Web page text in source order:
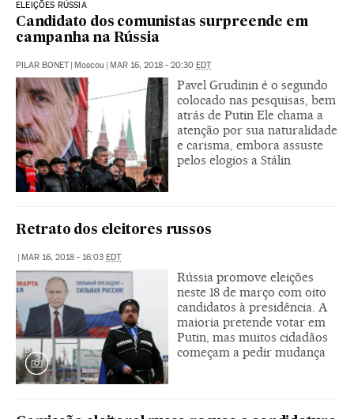
ELEIÇÕES RÚSSIA
Candidato dos comunistas surpreende em
campanha na Rússia
PILAR BONET | Moscou | MAR 16, 2018 - 20:30 EDT
Pavel Grudinin é o segundo
colocado nas pesquisas, bem
atrás de Putin Ele chama a
atenção por sua naturalidade
e carisma, embora assuste
pelos elogios a Stálin
Retrato dos eleitores russos
| MAR 16, 2018 - 16:03 EDT
Rússia promove eleições
neste 18 de março com oito
candidatos à presidência. A
maioria pretende votar em
Putin, mas muitos cidadãos
começam a pedir mudança